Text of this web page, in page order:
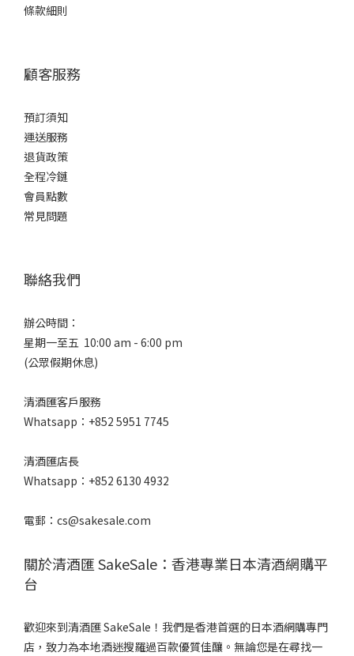
條款細則
顧客服務
預訂須知
運送服務
退貨政策
全程冷鏈
會員點數
常見問題
聯絡我們
辦公時間：
星期一至五 10:00 am - 6:00 pm
(公眾假期休息)
清酒匯客戶服務
Whatsapp：+852 5951 7745
清酒匯店長
Whatsapp：+852 6130 4932
電郵：cs@sakesale.com
關於清酒匯 SakeSale：香港專業日本清酒網購平
台
歡迎來到清酒匯 SakeSale！我們是香港首選的日本酒網購專門
店，致力為本地酒迷搜羅過百款優質佳釀。無論您是在尋找一